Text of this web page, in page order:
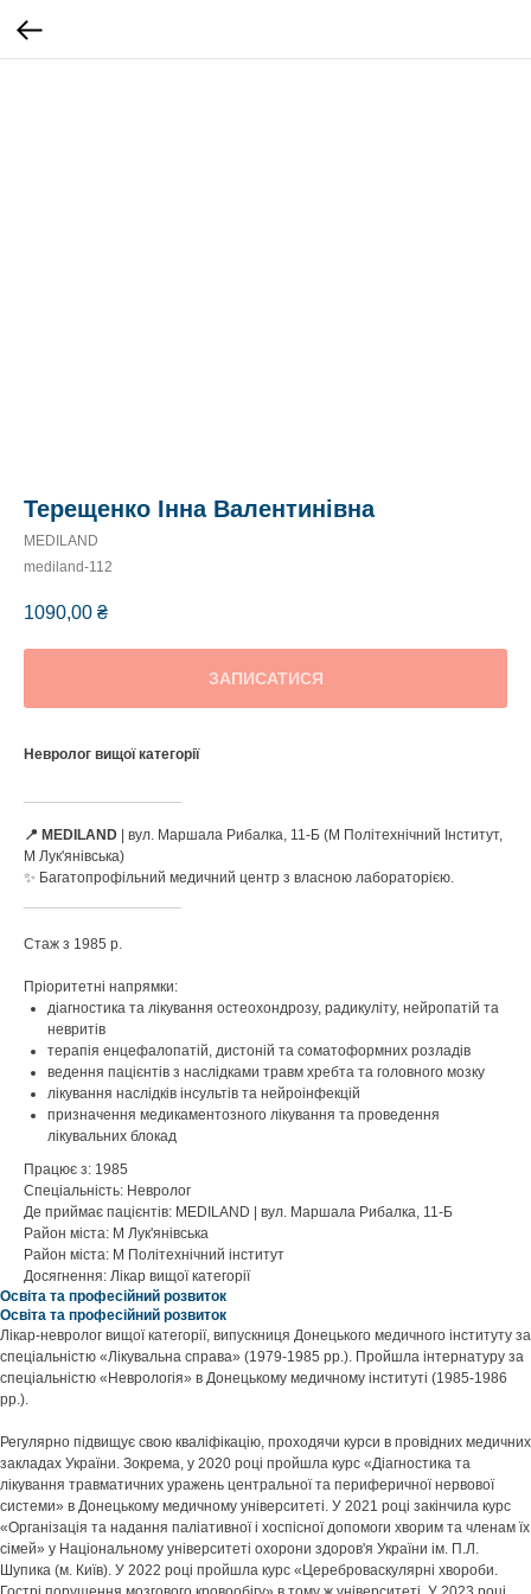
Терещенко Інна Валентинівна
MEDILAND
mediland-112
1090,00 ₴
ЗАПИСАТИСЯ
Невролог вищої категорії
📍 MEDILAND | вул. Маршала Рибалка, 11-Б (М Політехнічний Інститут,
М Лук'янівська)
✨ Багатопрофільний медичний центр з власною лабораторією.
Стаж з 1985 р.
Пріоритетні напрямки:
діагностика та лікування остеохондрозу, радикуліту, нейропатій та
невритів
терапія енцефалопатій, дистоній та соматоформних розладів
ведення пацієнтів з наслідками травм хребта та головного мозку
лікування наслідків інсультів та нейроінфекцій
призначення медикаментозного лікування та проведення
лікувальних блокад
Працює з: 1985
Спеціальність: Невролог
Де приймає пацієнтів: MEDILAND | вул. Маршала Рибалка, 11-Б
Район міста: М Лук'янівська
Район міста: М Політехнічний інститут
Досягнення: Лікар вищої категорії
Освіта та професійний розвиток
Освіта та професійний розвиток
Лікар-невролог вищої категорії, випускниця Донецького медичного інституту за
спеціальністю «Лікувальна справа» (1979-1985 рр.). Пройшла інтернатуру за
спеціальністю «Неврологія» в Донецькому медичному інституті (1985-1986
рр.).
Регулярно підвищує свою кваліфікацію, проходячи курси в провідних медичних
закладах України. Зокрема, у 2020 році пройшла курс «Діагностика та
лікування травматичних уражень центральної та периферичної нервової
системи» в Донецькому медичному університеті. У 2021 році закінчила курс
«Організація та надання паліативної і хоспісної допомоги хворим та членам їх
сімей» у Національному університеті охорони здоров'я України ім. П.Л.
Шупика (м. Київ). У 2022 році пройшла курс «Цереброваскулярні хвороби.